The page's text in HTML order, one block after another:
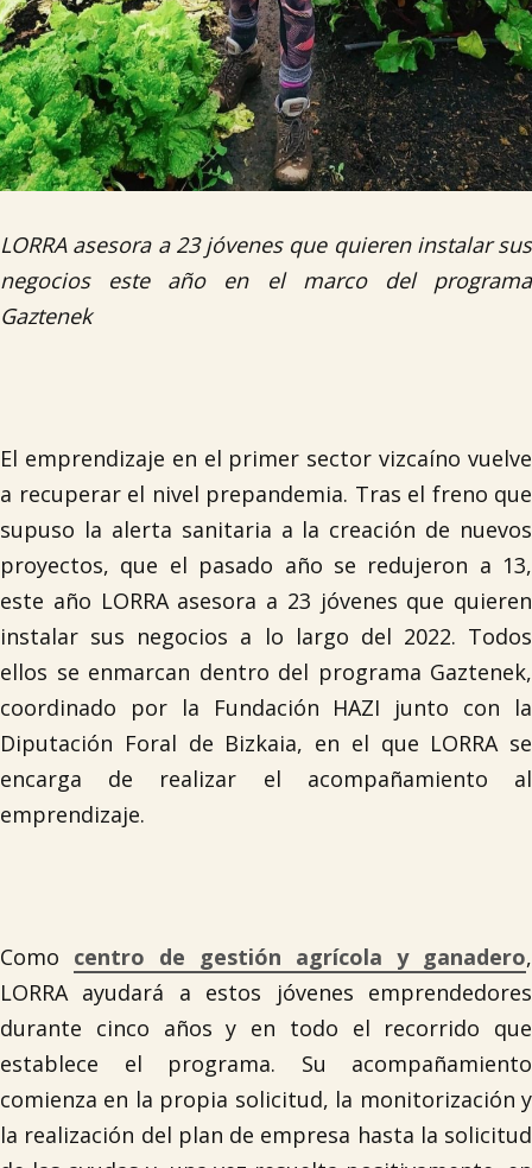
LORRA asesora a 23 jóvenes que quieren instalar sus
negocios este año en el marco del programa
Gaztenek
El emprendizaje en el primer sector vizcaíno vuelve
a recuperar el nivel prepandemia. Tras el freno que
supuso la alerta sanitaria a la creación de nuevos
proyectos, que el pasado año se redujeron a 13,
este año LORRA asesora a 23 jóvenes que quieren
instalar sus negocios a lo largo del 2022. Todos
ellos se enmarcan dentro del programa Gaztenek,
coordinado por la Fundación HAZI junto con la
Diputación Foral de Bizkaia, en el que LORRA se
encarga de realizar el acompañamiento al
emprendizaje.
Como centro de gestión agrícola y ganadero,
LORRA ayudará a estos jóvenes emprendedores
durante cinco años y en todo el recorrido que
establece el programa. Su acompañamiento
comienza en la propia solicitud, la monitorización y
la realización del plan de empresa hasta la solicitud